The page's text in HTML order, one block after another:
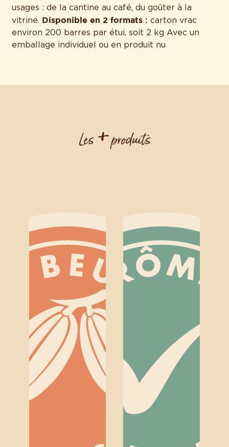
usages : de la cantine au café, du goûter à la
vitrine. Disponible en 2 formats : carton vrac
environ 200 barres par étui, soit 2 kg Avec un
emballage individuel ou en produit nu
Les+produits